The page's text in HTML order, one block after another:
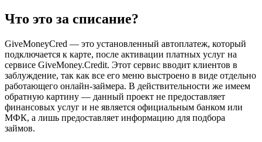
Что это за списание?
GiveMoneyCred — это установленный автоплатеж, который
подключается к карте, после активации платных услуг на
сервисе GiveMoney.Credit. Этот сервис вводит клиентов в
заблуждение, так как все его меню выстроено в виде отдельно
работающего онлайн-займера. В действительности же имеем
обратную картину — данный проект не предоставляет
финансовых услуг и не является официальным банком или
МФК, а лишь предоставляет информацию для подбора
займов.